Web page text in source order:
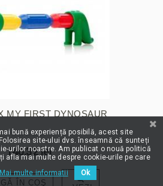
MY FIRST DYNOSAUR
140,32 lei
ÎN COŞ
bună experiență posibilă, acest site
site-ului dvs. înseamnă că sunteți
urilor noastre. Am publicat o nouă politică
afla mai multe despre cookie-urile pe care
multe informatii Ok